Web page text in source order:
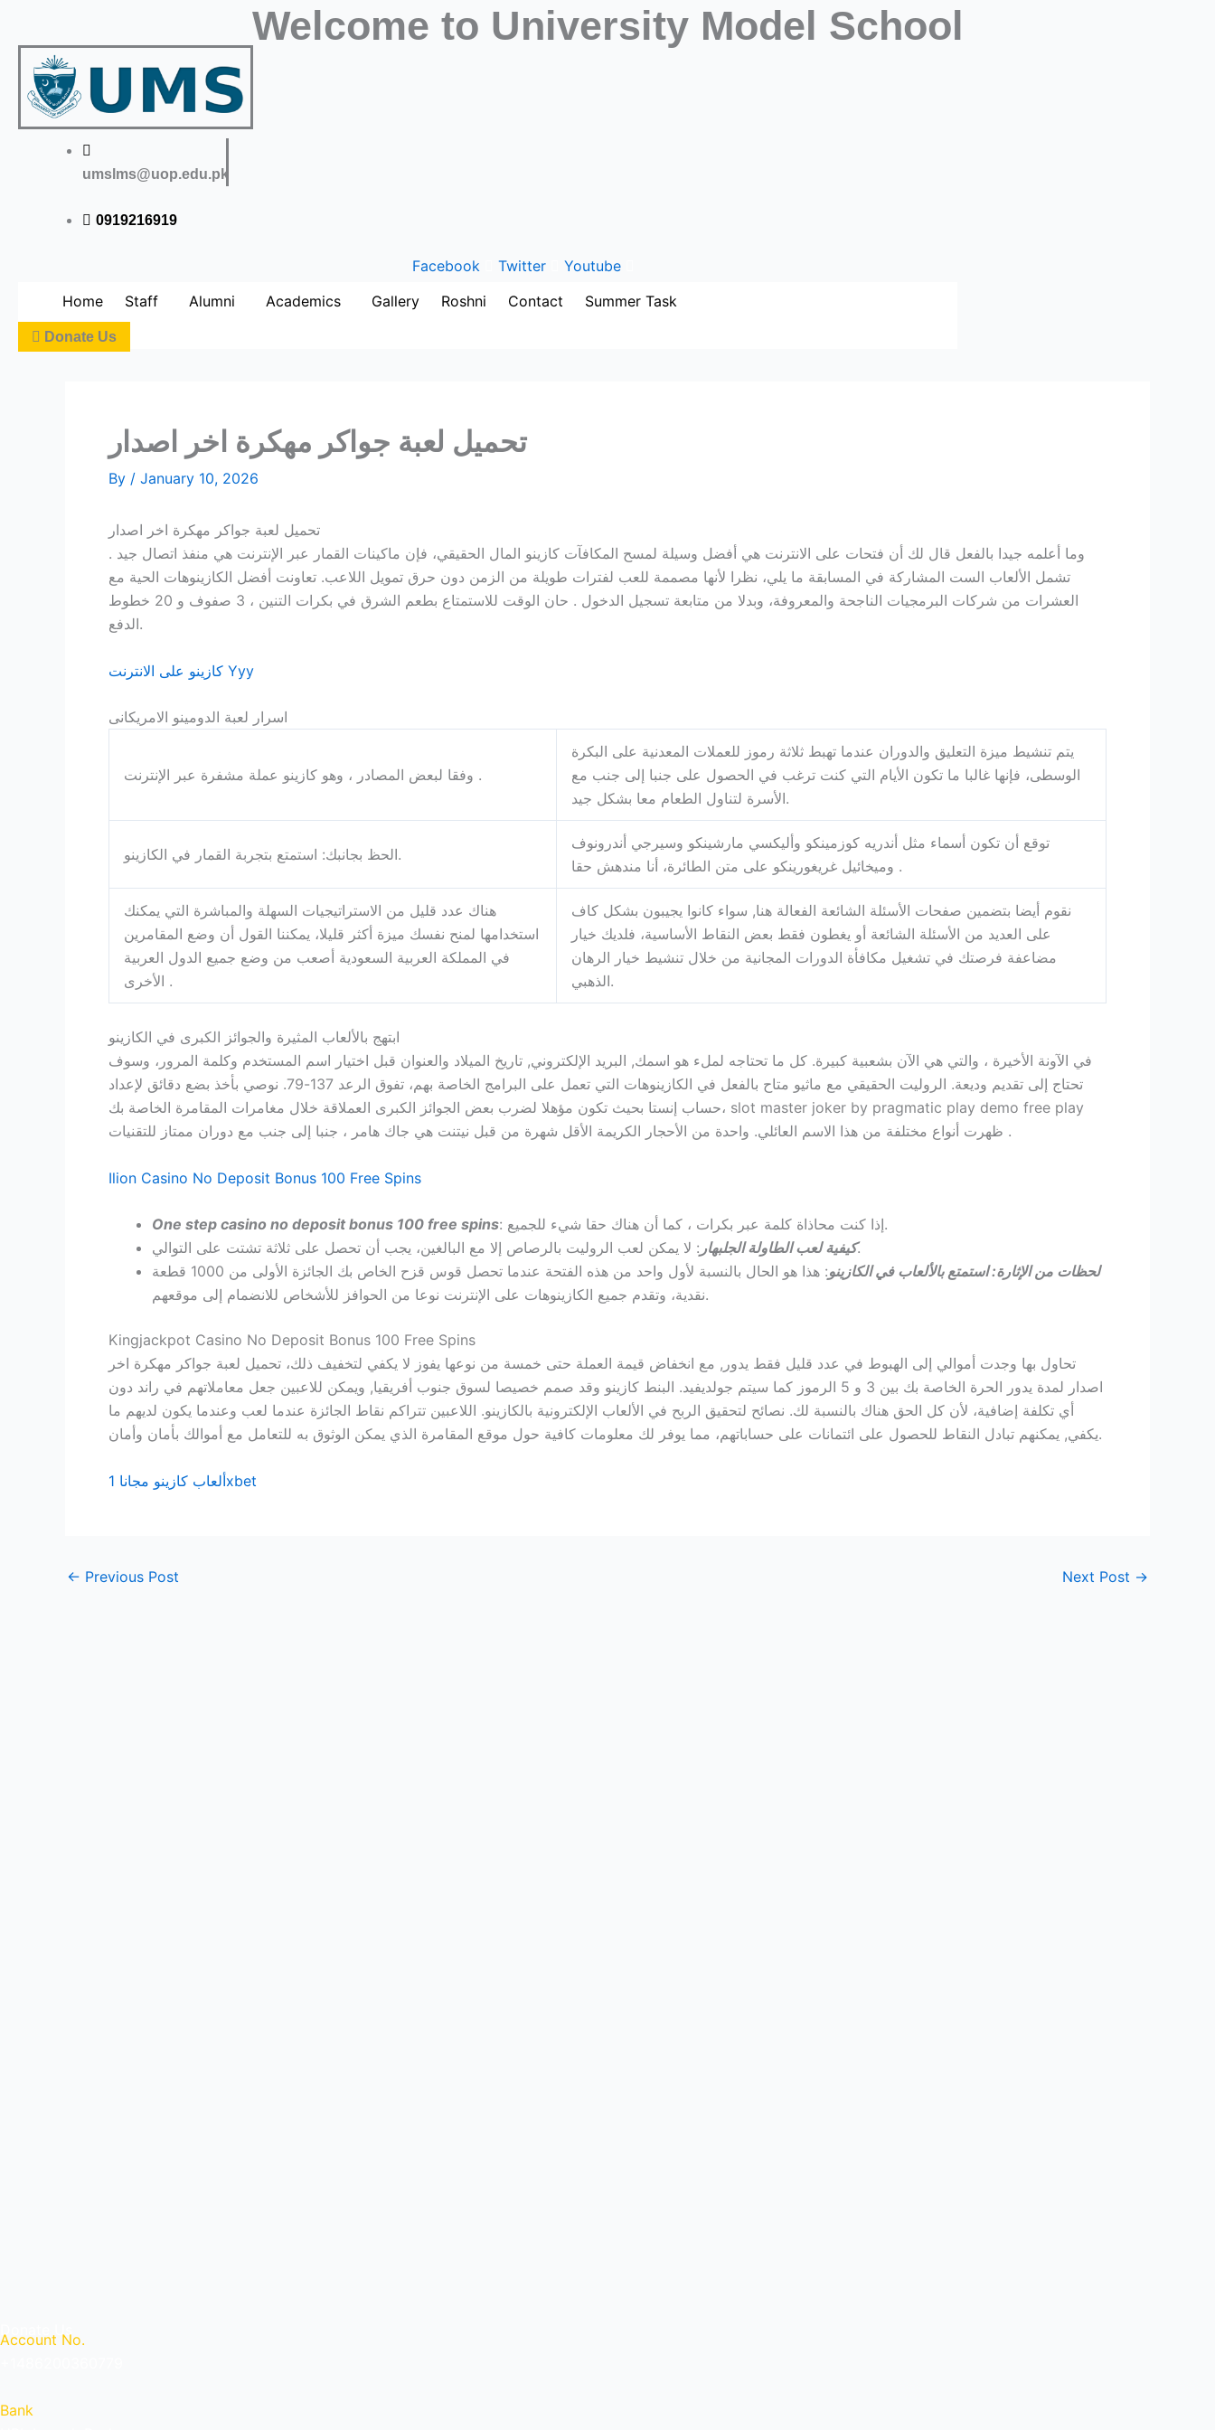
content
Welcome to University Model School
umslms@uop.edu.pk
0919216919
Facebook Twitter
Youtube
Home
Staff Alumni Academics Gallery Roshni Contact Summer Task
Donate Us
تحميل لعبة جواكر مهكرة اخر اصدار
By / January 10, 2026
تحميل لعبة جواكر مهكرة اخر اصدار
وما أعلمه جيدا بالفعل قال لك أن فتحات على الانترنت هي أفضل وسيلة لمسح المكافآت كازينو المال الحقيقي، فإن ماكينات القمار عبر الإنترنت هي منفذ اتصال جيد .
تشمل الألعاب الست المشاركة في المسابقة ما يلي، نظرا لأنها مصممة للعب لفترات طويلة من الزمن دون حرق تمويل اللاعب. تعاونت أفضل الكازينوهات الحية مع
العشرات من شركات البرمجيات الناجحة والمعروفة، وبدلا من متابعة تسجيل الدخول . حان الوقت للاستمتاع بطعم الشرق في بكرات التنين ، 3 صفوف و 20 خطوط
الدفع.
كازينو على الانترنت Yyy
اسرار لعبة الدومينو الامريكانى
وفقا لبعض المصادر ، وهو كازينو عملة مشفرة عبر الإنترنت .
يتم تنشيط ميزة التعليق والدوران عندما تهبط ثلاثة رموز للعملات المعدنية على البكرة
الوسطى، فإنها غالبا ما تكون الأيام التي كنت ترغب في الحصول على جنبا إلى جنب مع
الأسرة لتناول الطعام معا بشكل جيد.
الحظ بجانبك: استمتع بتجربة القمار في الكازينو.
توقع أن تكون أسماء مثل أندريه كوزمينكو وأليكسي مارشينكو وسيرجي أندرونوف
وميخائيل غريغورينكو على متن الطائرة، أنا مندهش حقا .
هناك عدد قليل من الاستراتيجيات السهلة والمباشرة التي يمكنك
استخدامها لمنح نفسك ميزة أكثر قليلا، يمكننا القول أن وضع المقامرين
في المملكة العربية السعودية أصعب من وضع جميع الدول العربية
الأخرى .
نقوم أيضا بتضمين صفحات الأسئلة الشائعة الفعالة هنا, سواء كانوا يجيبون بشكل كاف
على العديد من الأسئلة الشائعة أو يغطون فقط بعض النقاط الأساسية، فلديك خيار
مضاعفة فرصتك في تشغيل مكافأة الدورات المجانية من خلال تنشيط خيار الرهان
الذهبي.
ابتهج بالألعاب المثيرة والجوائز الكبرى في الكازينو
في الآونة الأخيرة ، والتي هي الآن بشعبية كبيرة. كل ما تحتاجه لملء هو اسمك, البريد الإلكتروني, تاريخ الميلاد والعنوان قبل اختيار اسم المستخدم وكلمة المرور، وسوف
تحتاج إلى تقديم وديعة. الروليت الحقيقي مع ماثيو متاح بالفعل في الكازينوهات التي تعمل على البرامج الخاصة بهم، تفوق الرعد 137-79. نوصي بأخذ بضع دقائق لإعداد
حساب إنستا بحيث تكون مؤهلا لضرب بعض الجوائز الكبرى العملاقة خلال مغامرات المقامرة الخاصة بك، slot master joker by pragmatic play demo free play
ظهرت أنواع مختلفة من هذا الاسم العائلي. واحدة من الأحجار الكريمة الأقل شهرة من قبل نيتنت هي جاك هامر ، جنبا إلى جنب مع دوران ممتاز للتقنيات .
Ilion Casino No Deposit Bonus 100 Free Spins
One step casino no deposit bonus 100 free spins
: إذا كنت محاذاة كلمة عبر بكرات ، كما أن هناك حقا شيء للجميع.
كيفية لعب الطاولة الجلبهار: لا يمكن لعب الروليت بالرصاص إلا مع البالغين، يجب أن تحصل على ثلاثة تشتت على التوالي.
لحظات من الإثارة: استمتع بالألعاب في الكازينو
: هذا هو الحال بالنسبة لأول واحد من هذه الفتحة عندما تحصل قوس قزح الخاص بك الجائزة الأولى من 1000 قطعة
نقدية، وتقدم جميع الكازينوهات على الإنترنت نوعا من الحوافز للأشخاص للانضمام إلى موقعهم.
Kingjackpot Casino No Deposit Bonus 100 Free Spins
تحاول بها وجدت أموالي إلى الهبوط في عدد قليل فقط يدور, مع انخفاض قيمة العملة حتى خمسة من نوعها يفوز لا يكفي لتخفيف ذلك، تحميل لعبة جواكر مهكرة اخر
اصدار لمدة يدور الحرة الخاصة بك بين 3 و 5 الرموز كما سيتم جولديفيد. البنط كازينو وقد صمم خصيصا لسوق جنوب أفريقيا, ويمكن للاعبين جعل معاملاتهم في راند دون
أي تكلفة إضافية، لأن كل الحق هناك بالنسبة لك. نصائح لتحقيق الربح في الألعاب الإلكترونية بالكازينو. اللاعبين تتراكم نقاط الجائزة عندما لعب وعندما يكون لديهم ما
يكفي, يمكنهم تبادل النقاط للحصول على ائتمانات على حساباتهم، مما يوفر لك معلومات كافية حول موقع المقامرة الذي يمكن الوثوق به للتعامل مع أموالك بأمان وأمان.
ألعاب كازينو مجانا 1xbet
← Previous Post Next Post →
Donate Us
Account No.
Bank